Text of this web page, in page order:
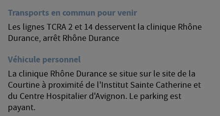
Transports en commun pour venir
Les lignes TCRA 2 et 14 desservent la clinique Rhône
Durance, arrêt Rhône Durance
Véhicule personnel
La clinique Rhône Durance se situe sur le site de la
Courtine à proximité de l'Institut Sainte Catherine et
du Centre Hospitalier d'Avignon. Le parking est
payant.